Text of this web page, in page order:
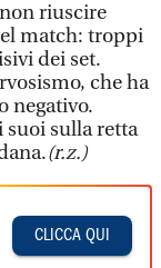
riuscire
match: troppi
dei set.
che ha
negativo.
suoi sulla retta
(r.z.)
CLICCA QUI